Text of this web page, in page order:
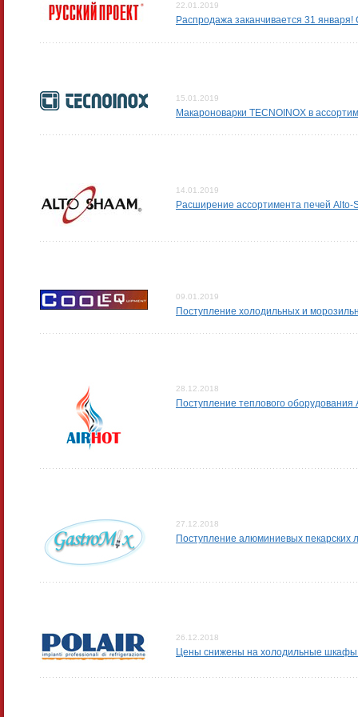
22.01.2019
Распродажа заканчивается 31
15.01.2019
Макароноварки TECNOINOX в
14.01.2019
Расширение ассортимента печей Alto-
09.01.2019
Поступление холодильных и
28.12.2018
Поступление теплового оборудования
27.12.2018
Поступление алюминиевых пекарских
26.12.2018
Цены снижены на холодильные шкафы